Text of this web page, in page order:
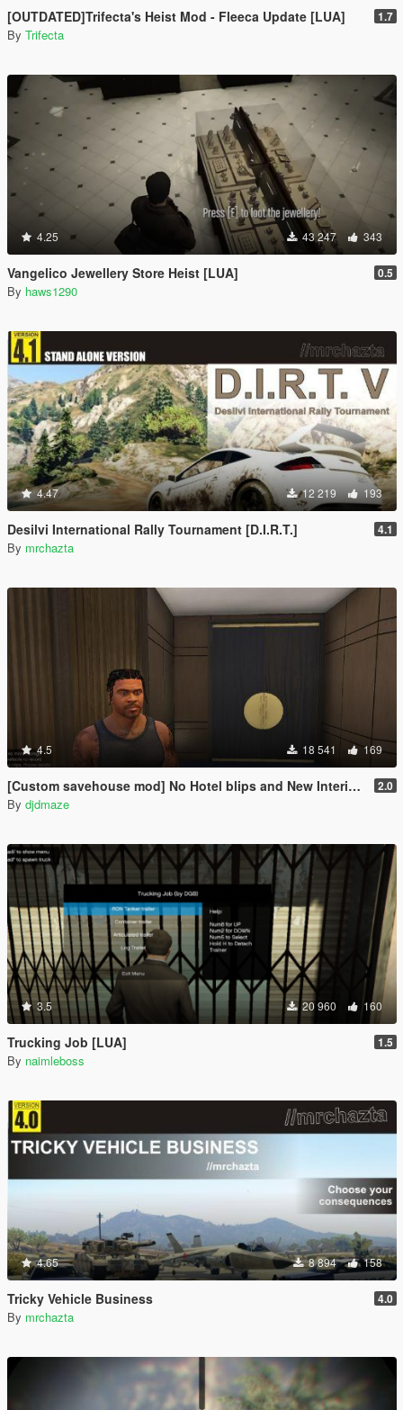
[OUTDATED]Trifecta's Heist Mod - Fleeca Update [LUA] 1.7
By Trifecta
4.25 43 247 343
Vangelico Jewellery Store Heist [LUA] 0.5
By haws1290
4.47 12 219 193
Desilvi International Rally Tournament [D.I.R.T.] 4.1
By mrchazta
4.5 18 541 169
[Custom savehouse mod] No Hotel blips and New Interiors (Casino Update) 2.0
By djdmaze
3.5 20 960 160
Trucking Job [LUA] 1.5
By naimleboss
4.65 8 894 158
Tricky Vehicle Business 4.0
By mrchazta